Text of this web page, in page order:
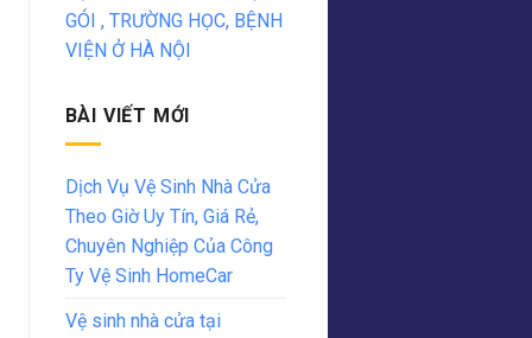
GÓI , TRƯỜNG HỌC, BỆNH
VIỆN Ở HÀ NỘI
BÀI VIẾT MỚI
Dịch Vụ Vệ Sinh Nhà Cửa
Theo Giờ Uy Tín, Giá Rẻ,
Chuyên Nghiệp Của Công
Ty Vệ Sinh HomeCar
Vệ sinh nhà cửa tại